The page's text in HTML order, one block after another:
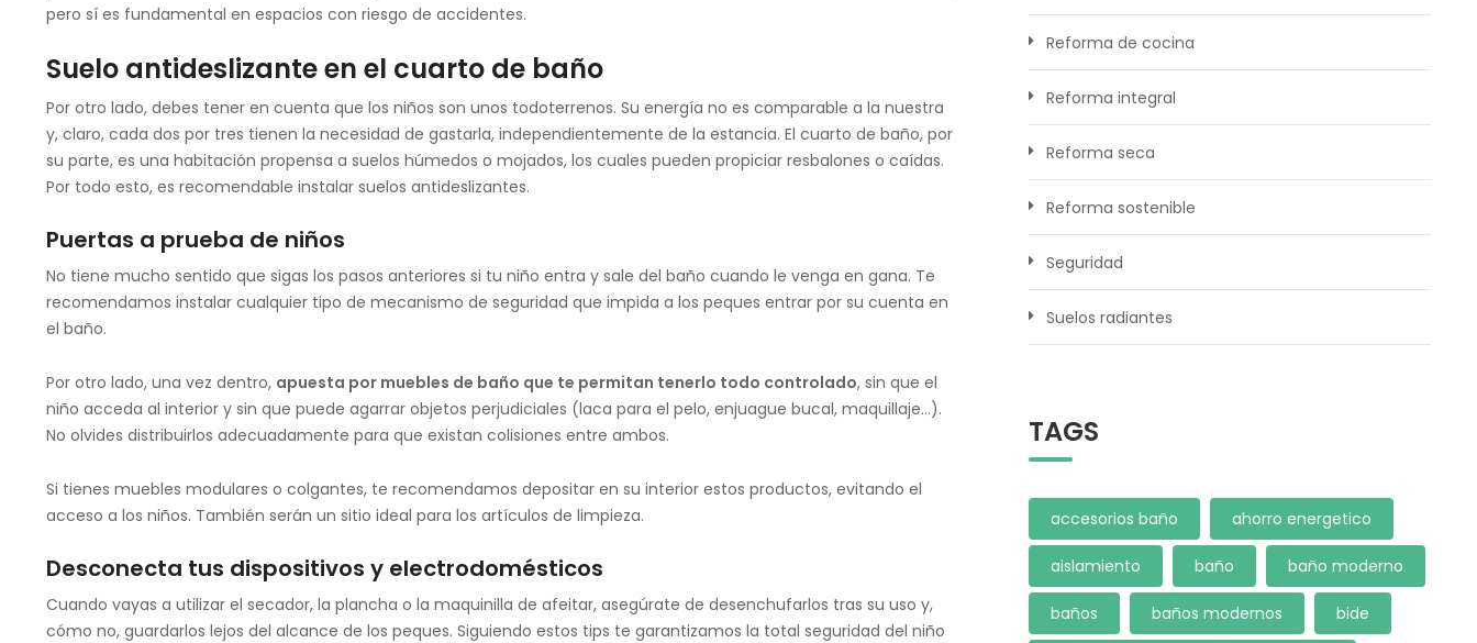
pero sí es fundamental en espacios con riesgo de accidentes.
Suelo antideslizante en el cuarto de baño
Por otro lado, debes tener en cuenta que los niños son unos todoterrenos. Su energía no es comparable a la nuestra
y, claro, cada dos por tres tienen la necesidad de gastarla, independientemente de la estancia. El cuarto de baño, por
su parte, es una habitación propensa a suelos húmedos o mojados, los cuales pueden propiciar resbalones o caídas.
Por todo esto, es recomendable instalar suelos antideslizantes.
Puertas a prueba de niños
No tiene mucho sentido que sigas los pasos anteriores si tu niño entra y sale del baño cuando le venga en gana. Te
recomendamos instalar cualquier tipo de mecanismo de seguridad que impida a los peques entrar por su cuenta en
el baño.
Por otro lado, una vez dentro, apuesta por muebles de baño que te permitan tenerlo todo controlado, sin que el
niño acceda al interior y sin que puede agarrar objetos perjudiciales (laca para el pelo, enjuague bucal, maquillaje…).
No olvides distribuirlos adecuadamente para que existan colisiones entre ambos.
Si tienes muebles modulares o colgantes, te recomendamos depositar en su interior estos productos, evitando el
acceso a los niños. También serán un sitio ideal para los artículos de limpieza.
Desconecta tus dispositivos y electrodomésticos
Cuando vayas a utilizar el secador, la plancha o la maquinilla de afeitar, asegúrate de desenchufarlos tras su uso y,
cómo no, guardarlos lejos del alcance de los peques. Siguiendo estos tips te garantizamos la total seguridad del niño
Reforma de cocina
Reforma integral
Reforma seca
Reforma sostenible
Seguridad
Suelos radiantes
TAGS
accesorios baño ahorro energetico
aislamiento baño baño moderno
baños baños modernos bide